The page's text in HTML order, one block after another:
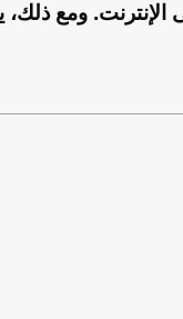
الإنترنت. ومع